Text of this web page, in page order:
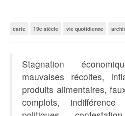
carte 19e siècle vie quotidienne
Stagnation
mauvaises récoltes,
produits alimentaires,
complots,